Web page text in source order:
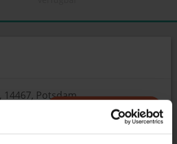
14467, Potsdam
WIE KOMME ICH ZU